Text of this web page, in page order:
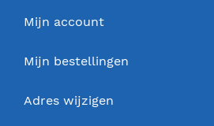
Mijn account
Mijn bestellingen
Adres wijzigen